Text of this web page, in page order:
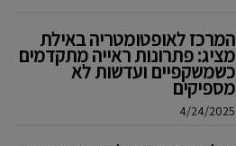
המרכז לאופטומטריה באילת
מציג: פתרונות ראייה מתקדמים
כשמשקפיים ועדשות לא
מספיקים
4/24/2025